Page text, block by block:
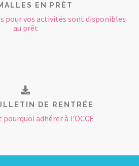
EN PRÊT
pour vos activités sont disponibles
au prêt
DE RENTRÉE
adhérer à l'OCCE